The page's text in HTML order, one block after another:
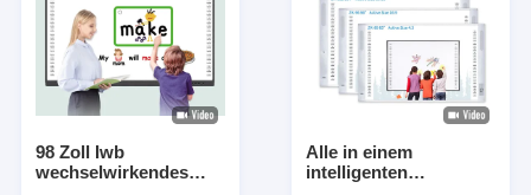
98 Zoll Iwb
wechselwirkendes
Alle in einem
intelligenten